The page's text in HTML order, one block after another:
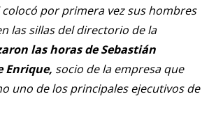
colocó por primera vez sus hombres
las sillas del directorio de la
las horas de Sebastián
Enrique, socio de la empresa que
uno de los principales ejecutivos de